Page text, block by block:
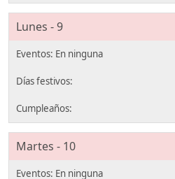
Lunes - 9
Martes - 10